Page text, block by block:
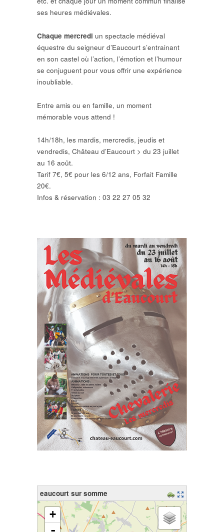
ses heures médiévales.
Chaque mercredi un spectacle médiéval
équestre du seigneur d’Eaucourt s’entrainant
en son castel où l’action, l’émotion et l’humour
se conjuguent pour vous offrir une expérience
inoubliable.
Entre amis ou en famille, un moment
mémorable vous attend !
14h/18h, les mardis, mercredis, jeudis et
vendredis, Château d’Eaucourt > du 23 juillet
au 16 août.
Tarif 7€, 5€ pour les 6/12 ans, Forfait Famille
20€.
Infos & réservation : 03 22 27 05 32
eaucourt sur somme
chargement de la carte - veuillez patienter...
+